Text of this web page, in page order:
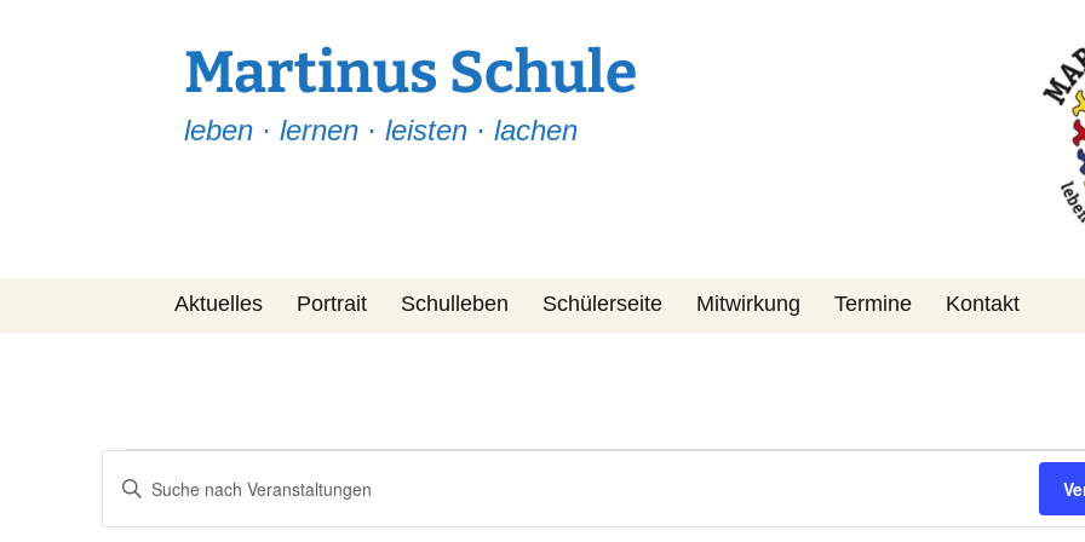
Martinus Schule
leben · lernen · leisten · lachen
Zum
Aktuelles Portrait
Fragen-ABC
Projekte
Schulleben Schülerseite Mitwirkung
Förderverein
Termine Kontakt
Veranstaltungen
Suche
Bitte